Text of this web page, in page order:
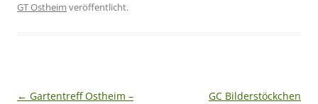
GT Ostheim veröffentlicht.
Beitragsnavigation
← Gartentreff Ostheim –
GC Bilderstöckchen